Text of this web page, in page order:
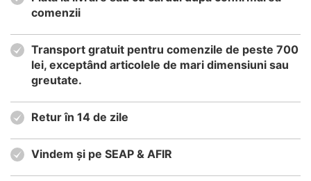
comenzii
Transport gratuit pentru comenzile de peste 700
lei, exceptând articolele de mari dimensiuni sau
greutate.
Retur în 14 de zile
Vindem și pe SEAP & AFIR